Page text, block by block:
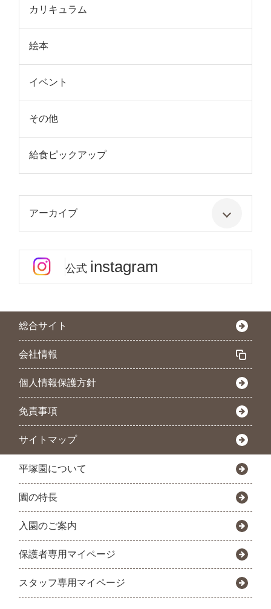
カリキュラム
絵本
イベント
その他
給食ピックアップ
アーカイブ
公式 instagram
総合サイト
会社情報
個人情報保護方針
免責事項
サイトマップ
平塚園について
園の特長
入園のご案内
保護者専用マイページ
スタッフ専用マイページ